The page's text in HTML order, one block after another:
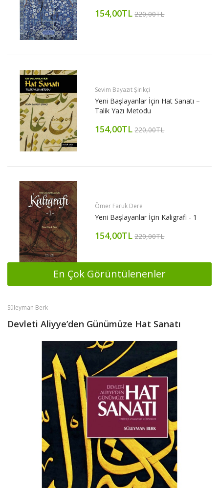
154,00TL 220,00TL
Sevim Bayazıt Şirikçi
Yeni Başlayanlar İçin Hat Sanatı –
Talik Yazı Metodu
154,00TL 220,00TL
Ömer Faruk Dere
Yeni Başlayanlar İçin Kaligrafi - 1
154,00TL 220,00TL
En Çok Görüntülenenler
Süleyman Berk
Devleti Aliyye’den Günümüze Hat Sanatı